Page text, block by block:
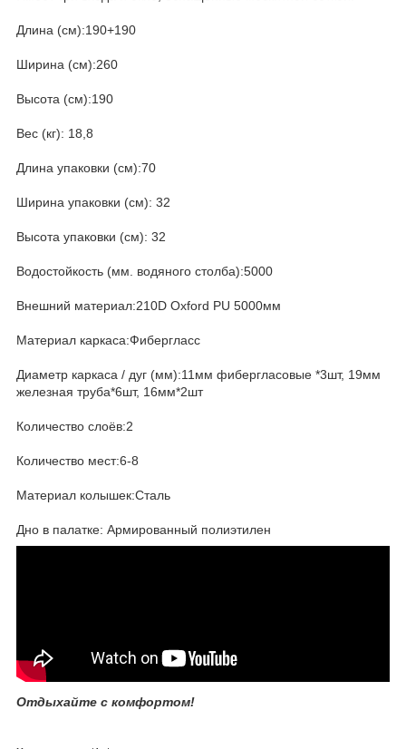
Длина (см):190+190
Ширина (см):260
Высота (см):190
Вес (кг): 18,8
Длина упаковки (см):70
Ширина упаковки (см): 32
Высота упаковки (см): 32
Водостойкость (мм. водяного столба):5000
Внешний материал:210D Oxford PU 5000мм
Материал каркаса:Фибергласс
Диаметр каркаса / дуг (мм):11мм фибергласовые *3шт, 19мм
железная труба*6шт, 16мм*2шт
Количество слоёв:2
Количество мест:6-8
Материал колышек:Сталь
Дно в палатке: Армированный полиэтилен
Отдыхайте с комфортом!